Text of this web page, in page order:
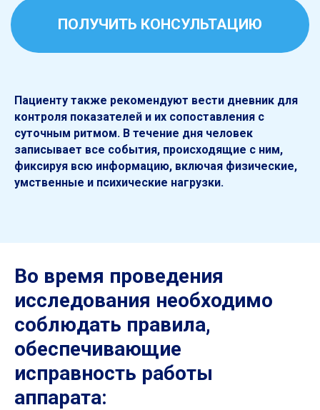
Пациенту также рекомендуют вести дневник для
контроля показателей и их сопоставления с
суточным ритмом. В течение дня человек
записывает все события, происходящие с ним,
фиксируя всю информацию, включая физические,
умственные и психические нагрузки.
Во время проведения
исследования необходимо
соблюдать правила,
обеспечивающие
исправность работы
аппарата: